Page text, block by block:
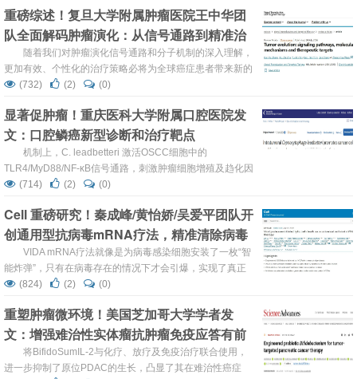
重磅综述！复旦大学附属肿瘤医院王中华团
队全面解码肿瘤演化：从信号通路到精准治
疗新策略
随着我们对肿瘤演化信号通路和分子机制的深入理解，
更加有效、个性化的治疗策略必将为全球癌症患者带来新的
希望。
(732) (2) (0)
显著促肿瘤！重庆医科大学附属口腔医院发
文：口腔鳞癌新型诊断和治疗靶点
机制上，C. leadbetteri 激活OSCC细胞中的
TLR4/MyD88/NF-κB信号通路，刺激肿瘤细胞增殖及趋化因
子表达，从而招募肿瘤相关中性粒细胞，建立促肿瘤的微环
(714) (2) (0)
Cell 重磅研究！秦成峰/黄怡娇/吴爱平团队开
创通用型抗病毒mRNA疗法，精准清除病毒
感染细胞
VIDA mRNA疗法就像是为病毒感染细胞安装了一枚“智
能炸弹”，只有在病毒存在的情况下才会引爆，实现了真正
的精准治疗。
(824) (2) (0)
重塑肿瘤微环境！美国芝加哥大学学者发
文：增强难治性实体瘤抗肿瘤免疫应答有前
景的策略
将BifidoSumIL-2与化疗、放疗及免疫治疗联合使用，
进一步抑制了原位PDAC的生长，凸显了其在难治性癌症